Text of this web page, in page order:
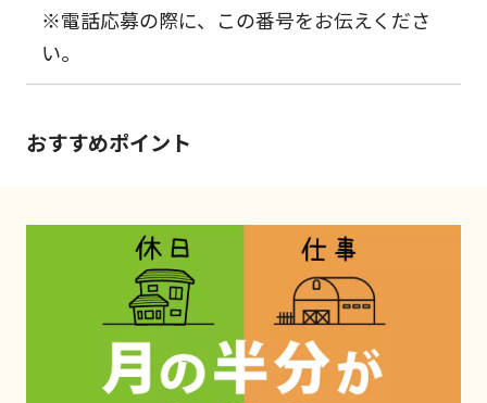
※電話応募の際に、この番号をお伝えくださ
い。
おすすめポイント